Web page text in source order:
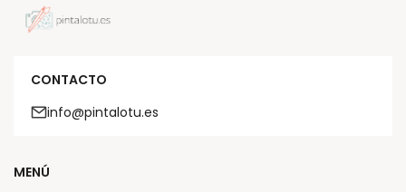
CONTACTO
info@pintalotu.es
MENÚ